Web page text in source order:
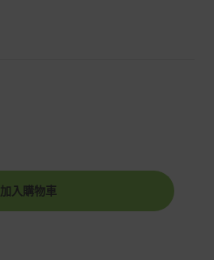
加入購物車